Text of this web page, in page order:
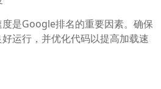
是Google排名的重要因素。确保
运行，并优化代码以提高加载速